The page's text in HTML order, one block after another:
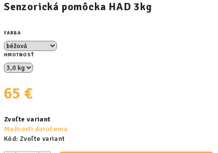
Senzorická pomôcka HAD 3kg
FARBA
HMOTNOSŤ
65 €
cena:
Zvoľte variant
Možnosti doručenia
Kód: Zvoľte variant